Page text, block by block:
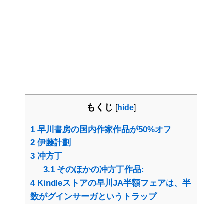
もくじ [hide]
1 早川書房の国内作家作品が50%オフ
2 伊藤計劃
3 冲方丁
3.1そのほかの冲方丁作品:
4Kindleストアの早川JA半額フェアは、半
数がグインサーガというトラップ